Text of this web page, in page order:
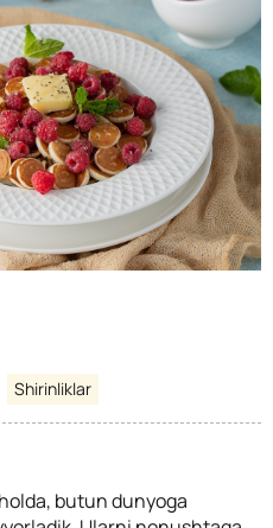
Shirinliklar
butun dunyoga